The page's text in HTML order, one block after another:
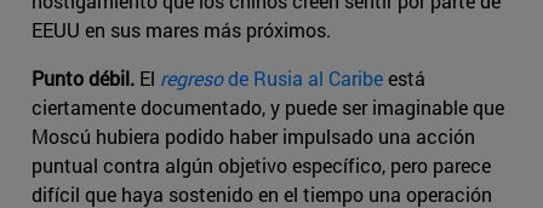
EEUU en sus mares más próximos.
Punto débil. El regresode Rusia al Caribeestá
ciertamente documentado, y puede ser imaginable que
Moscú hubiera podido haber impulsado una acción
puntual contra algún objetivo específico, pero parece
difícil que haya sostenido en el tiempo una operación